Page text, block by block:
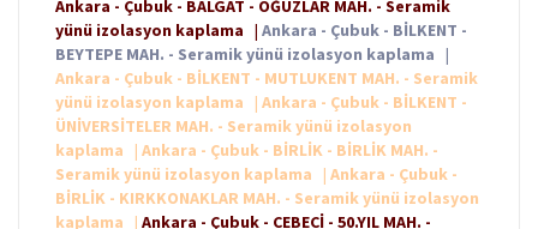
Ankara - Çubuk - BALGAT - OĞUZLAR MAH. - Seramik
yünü izolasyon kaplama | Ankara - Çubuk - BİLKENT -
BEYTEPE MAH. - Seramik yünü izolasyon kaplama |
Ankara - Çubuk - BİLKENT - MUTLUKENT MAH. - Seramik
yünü izolasyon kaplama
| Ankara - Çubuk - BİLKENT -
ÜNİVERSİTELER MAH. - Seramik yünü izolasyon
kaplama
| Ankara - Çubuk - BİRLİK - BİRLİK MAH. -
Seramik yünü izolasyon kaplama
| Ankara - Çubuk -
BİRLİK - KIRKKONAKLAR MAH. - Seramik yünü izolasyon
kaplama
| Ankara - Çubuk - CEBECİ - 50.YIL MAH. -